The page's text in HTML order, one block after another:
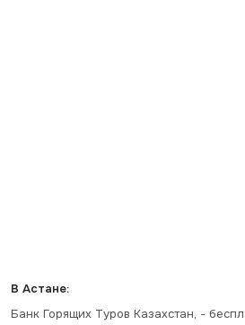
В Астане:
Банк Горящих Туров Казахстан, -